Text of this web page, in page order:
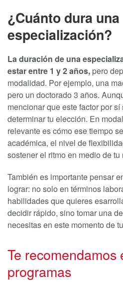
¿Cuánto dura una
especialización?
La duración de una
estar entre 1 y 2 años, pero
modalidad. Por ejemplo, una
pero un doctorado 3 años.
mencionar que este factor por
determinar tu elección. En
relevante es cómo ese tiempo
académica, el nivel de
sostener el ritmo en medio de tu
También es importante pensar
lograr: no solo en términos
habilidades que quieres
decidir rápido, sino tomar una
necesitas en este momento de
Te recomendamos
programas